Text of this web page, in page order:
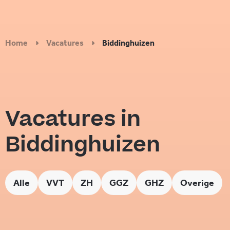
Home Vacatures Biddinghuizen
Vacatures in
Biddinghuizen
Alle VVT ZH GGZ GHZ Overige